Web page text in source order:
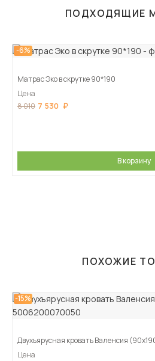
ПОДХОДЯЩИЕ
-6%
Матрас Эко в скрутке 90*190
Цена
8 010 7 530
В корзину
ПОХОЖИЕ
-15%
Двухъярусная кровать Валенсия
Цена